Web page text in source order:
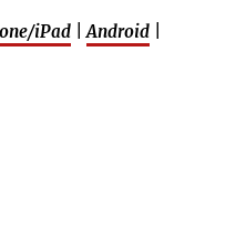
iPad Android